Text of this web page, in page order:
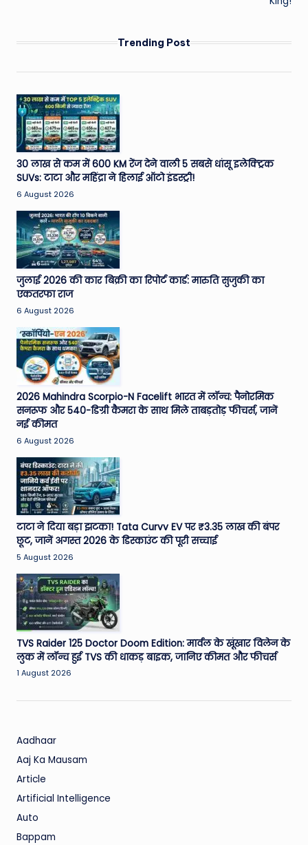
Trending Post
30 लाख से कम में 600 KM रेंज देने वाली 5 सबसे धांसू इलेक्ट्रिक
SUVs: टाटा और महिंद्रा ने हिलाई ऑटो इंडस्ट्री!
6 August 2026
जुलाई 2026 की कार बिक्री का रिपोर्ट कार्ड: मारुति सुजुकी का
एकतरफा राज
6 August 2026
2026 Mahindra Scorpio-N Facelift भारत में लॉन्च: पैनोरमिक
सनरूफ और 540-डिग्री कैमरा के साथ मिले ताबड़तोड़ फीचर्स, जानें
नई कीमत
6 August 2026
टाटा ने दिया बड़ा झटका! Tata Curvv EV पर ₹3.35 लाख की बंपर
छूट, जानें अगस्त 2026 के डिस्काउंट की पूरी सच्चाई
5 August 2026
TVS Raider 125 Doctor Doom Edition: मार्वल के खूंखार विलेन के
लुक में लॉन्च हुई TVS की धाकड़ बाइक, जानिए कीमत और फीचर्स
1 August 2026
Aadhaar
Aaj Ka Mausam
Article
Artificial Intelligence
Auto
Bappam